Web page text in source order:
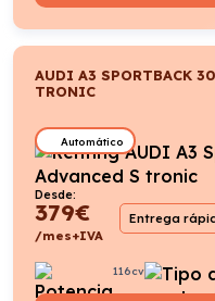
AUDI A3 SPORTBACK
TRONIC
Automático
Desde:
379€
/mes+IVA
Entrega
116cv